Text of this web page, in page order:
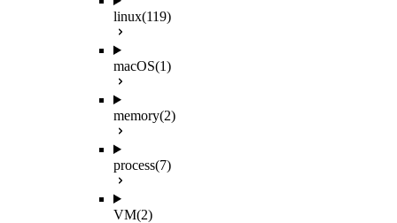
linux(119)
macOS(1)
memory(2)
process(7)
VM(2)